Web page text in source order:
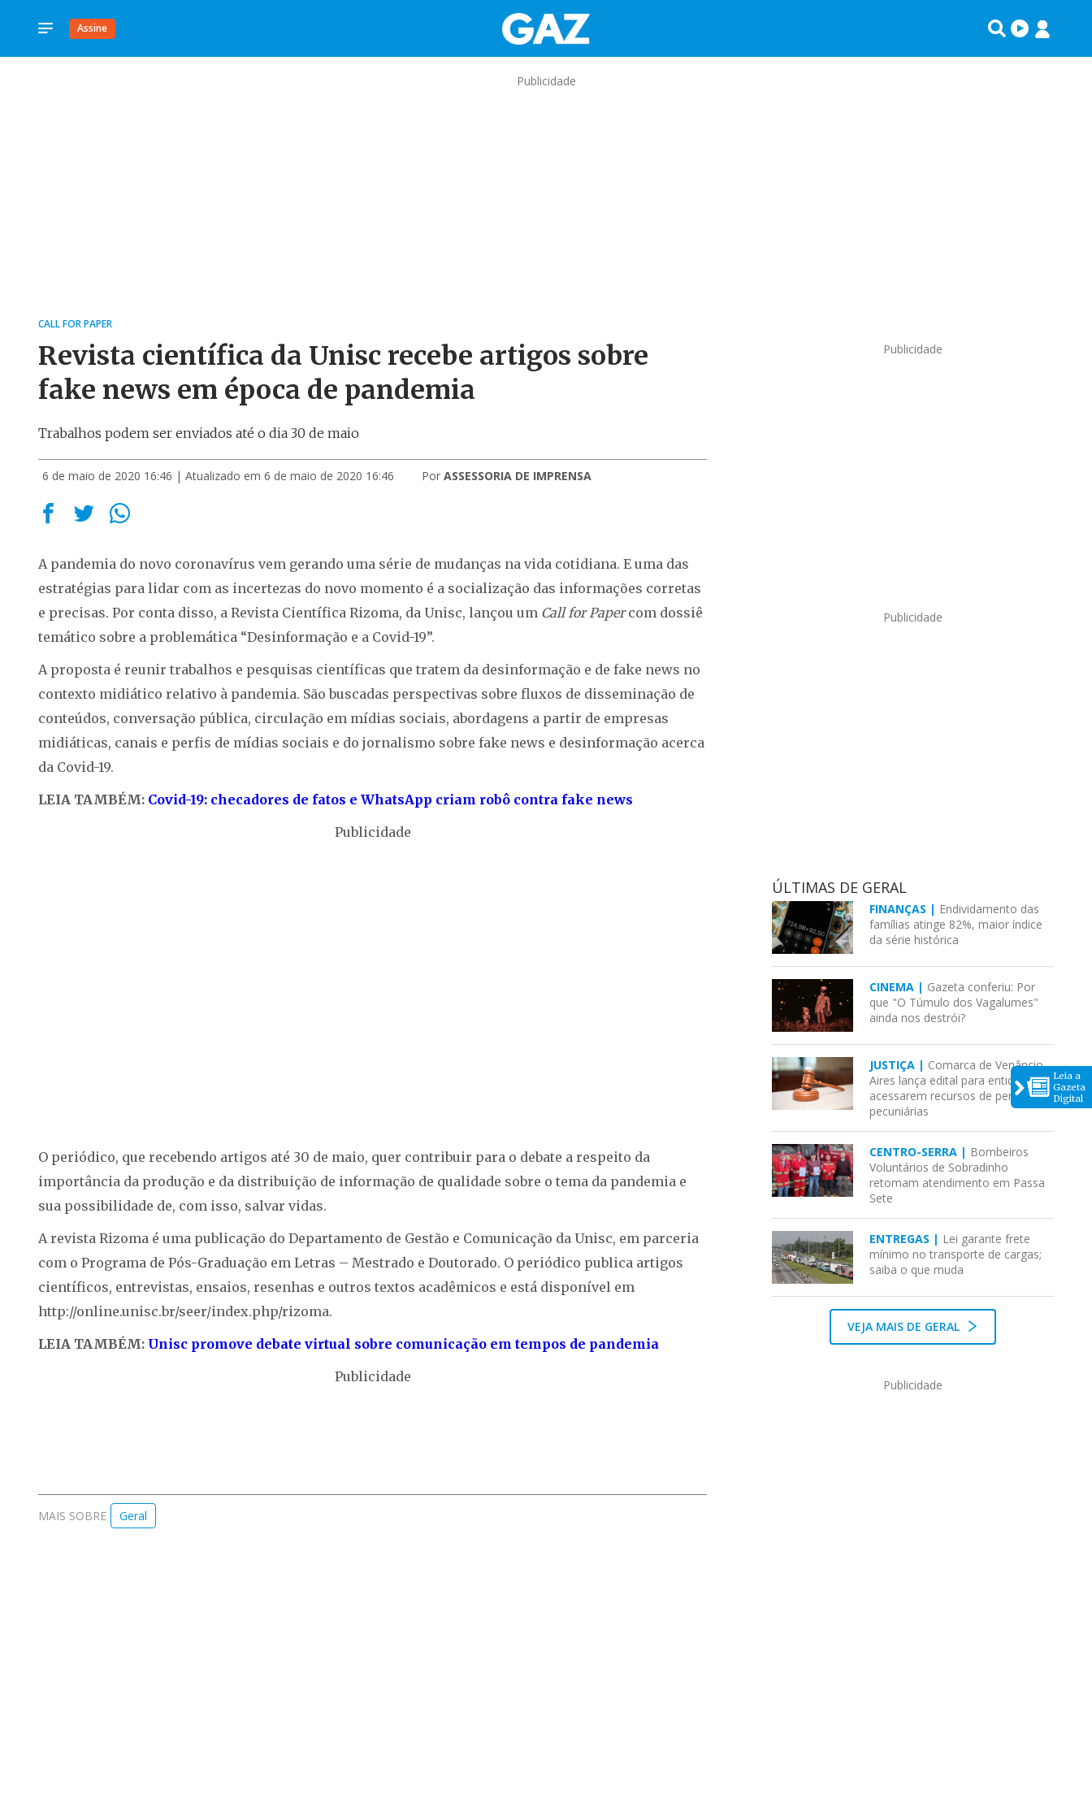
Assine
Leia a
Gazeta
Digital
Publicidade
CALL FOR PAPER
Revista científica da Unisc recebe artigos sobre
fake news em época de pandemia
Trabalhos podem ser enviados até o dia 30 de maio
6 de maio de 2020 16:46 | Atualizado em 6 de maio de 2020 16:46 Por ASSESSORIA DE IMPRENSA
A pandemia do novo coronavírus vem gerando uma série de mudanças na vida cotidiana. E uma das
estratégias para lidar com as incertezas do novo momento é a socialização das informações corretas
e precisas. Por conta disso, a Revista Científica Rizoma, da Unisc, lançou um Call for Papercom dossiê
temático sobre a problemática “Desinformação e a Covid-19”.
A proposta é reunir trabalhos e pesquisas científicas que tratem da desinformação e de fake news no
contexto midiático relativo à pandemia. São buscadas perspectivas sobre fluxos de disseminação de
conteúdos, conversação pública, circulação em mídias sociais, abordagens a partir de empresas
midiáticas, canais e perfis de mídias sociais e do jornalismo sobre fake news e desinformação acerca
da Covid-19.
LEIA TAMBÉM: Covid-19: checadores de fatos e WhatsApp criam robô contra fake news
Publicidade
O periódico, que recebendo artigos até 30 de maio, quer contribuir para o debate a respeito da
importância da produção e da distribuição de informação de qualidade sobre o tema da pandemia e
sua possibilidade de, com isso, salvar vidas.
A revista Rizoma é uma publicação do Departamento de Gestão e Comunicação da Unisc, em parceria
com o Programa de Pós-Graduação em Letras – Mestrado e Doutorado. O periódico publica artigos
científicos, entrevistas, ensaios, resenhas e outros textos acadêmicos e está disponível em
http://online.unisc.br/seer/index.php/rizoma.
LEIA TAMBÉM: Unisc promove debate virtual sobre comunicação em tempos de pandemia
Publicidade
MAIS SOBRE Geral
Publicidade
Publicidade
ÚLTIMAS DE GERAL
FINANÇAS | Endividamento das
famílias atinge 82%, maior índice
da série histórica
CINEMA | Gazeta conferiu: Por
que "O Túmulo dos Vagalumes"
ainda nos destrói?
JUSTIÇA | Comarca de Venâncio
Aires lança edital para entidades
acessarem recursos de penas
pecuniárias
CENTRO-SERRA | Bombeiros
Voluntários de Sobradinho
retomam atendimento em Passa
Sete
ENTREGAS | Lei garante frete
mínimo no transporte de cargas;
saiba o que muda
VEJA MAIS DE GERAL
Publicidade